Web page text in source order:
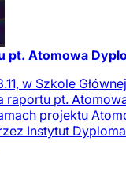
pt. Atomowa
w Szkole
raportu pt.
projektu
Instytut